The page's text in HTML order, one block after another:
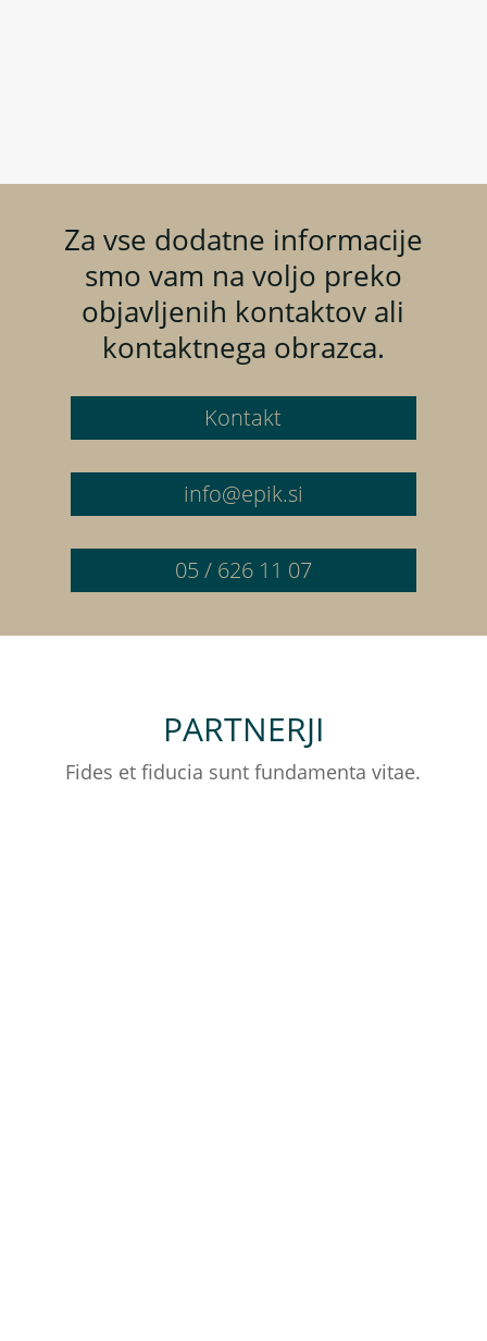
Za vse dodatne informacije
smo vam na voljo preko
objavljenih kontaktov ali
kontaktnega obrazca.
Kontakt
info@epik.si
05 / 626 11 07
PARTNERJI
Fides et fiducia sunt fundamenta vitae.